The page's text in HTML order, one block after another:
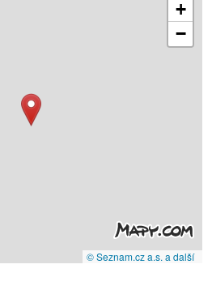
+
−
© Seznam.cz a.s. a další